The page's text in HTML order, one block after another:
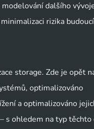
dalšího
rizika
storage. Zde je opět
optimalizováno
a optimalizováno
s ohledem na typ těchto